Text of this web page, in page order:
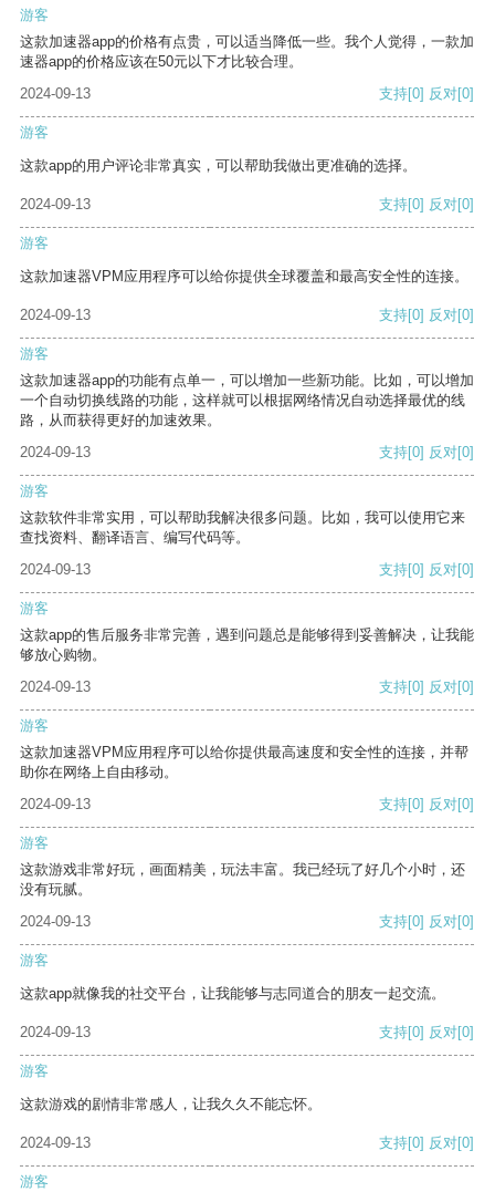
游客
这款加速器app的价格有点贵，可以适当降低一些。我个人觉得，一款加
速器app的价格应该在50元以下才比较合理。
2024-09-13
支持[0] 反对[0]
游客
这款app的用户评论非常真实，可以帮助我做出更准确的选择。
2024-09-13 支持[0] 反对[0]
游客
这款加速器VPM应用程序可以给你提供全球覆盖和最高安全性的连接。
2024-09-13 支持[0] 反对[0]
游客
这款加速器app的功能有点单一，可以增加一些新功能。比如，可以增加
一个自动切换线路的功能，这样就可以根据网络情况自动选择最优的线
路，从而获得更好的加速效果。
2024-09-13
支持[0] 反对[0]
游客
这款软件非常实用，可以帮助我解决很多问题。比如，我可以使用它来
查找资料、翻译语言、编写代码等。
2024-09-13
支持[0] 反对[0]
游客
这款app的售后服务非常完善，遇到问题总是能够得到妥善解决，让我能
够放心购物。
2024-09-13
支持[0] 反对[0]
游客
这款加速器VPM应用程序可以给你提供最高速度和安全性的连接，并帮
助你在网络上自由移动。
2024-09-13
支持[0] 反对[0]
游客
这款游戏非常好玩，画面精美，玩法丰富。我已经玩了好几个小时，还
没有玩腻。
2024-09-13
支持[0] 反对[0]
游客
这款app就像我的社交平台，让我能够与志同道合的朋友一起交流。
2024-09-13 支持[0] 反对[0]
游客
这款游戏的剧情非常感人，让我久久不能忘怀。
2024-09-13 支持[0] 反对[0]
游客